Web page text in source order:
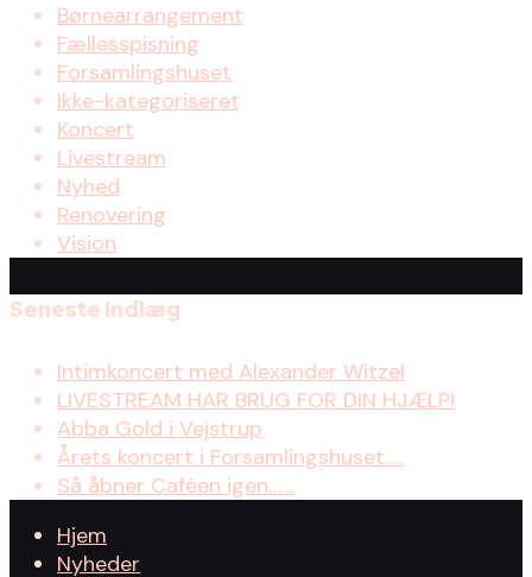
Børnearrangement
Fællesspisning
Forsamlingshuset
Ikke-kategoriseret
Koncert
Livestream
Nyhed
Renovering
Vision
Seneste indlæg
Intimkoncert med Alexander Witzel
LIVESTREAM HAR BRUG FOR DIN HJÆLP!
Abba Gold i Vejstrup
Årets koncert i Forsamlingshuset…..
Så åbner Caféen igen…….
Hjem
Nyheder